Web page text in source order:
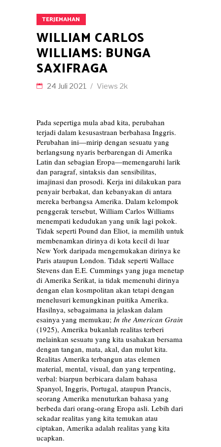
TERJEMAHAN
WILLIAM CARLOS
WILLIAMS: BUNGA
SAXIFRAGA
24 Juli 2021 Views 2k
Pada sepertiga mula abad kita, perubahan
terjadi dalam kesusastraan berbahasa Inggris.
Perubahan ini—mirip dengan sesuatu yang
berlangsung nyaris berbarengan di Amerika
Latin dan sebagian Eropa—memengaruhi larik
dan paragraf, sintaksis dan sensibilitas,
imajinasi dan prosodi. Kerja ini dilakukan para
penyair berbakat, dan kebanyakan di antara
mereka berbangsa Amerika. Dalam kelompok
penggerak tersebut, William Carlos Williams
menempati kedudukan yang unik lagi pokok.
Tidak seperti Pound dan Eliot, ia memilih untuk
membenamkan dirinya di kota kecil di luar
New York daripada mengemukakan dirinya ke
Paris ataupun London. Tidak seperti Wallace
Stevens dan E.E. Cummings yang juga menetap
di Amerika Serikat, ia tidak memenuhi dirinya
dengan elan kosmpolitan akan tetapi dengan
menelusuri kemungkinan puitika Amerika.
Hasilnya, sebagaimana ia jelaskan dalam
esainya yang memukau; In the American Grain
(1925), Amerika bukanlah realitas terberi
melainkan sesuatu yang kita usahakan bersama
dengan tangan, mata, akal, dan mulut kita.
Realitas Amerika terbangun atas elemen
material, mental, visual, dan yang terpenting,
verbal: biarpun berbicara dalam bahasa
Spanyol, Inggris, Portugal, ataupun Prancis,
seorang Amerika menuturkan bahasa yang
berbeda dari orang-orang Eropa asli. Lebih dari
sekadar realitas yang kita temukan atau
ciptakan, Amerika adalah realitas yang kita
ucapkan.